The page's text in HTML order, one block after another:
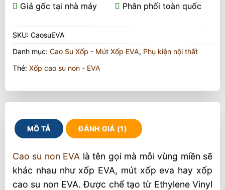
Giá gốc tại nhà máy
Phân phối toàn quốc
SKU: CaosuEVA
Danh mục: Cao Su Xốp - Mút Xốp EVA, Phụ kiện nội thất
Thẻ: Xốp cao su non - EVA
MÔ TẢ ĐÁNH GIÁ (1)
Cao su non EVA là tên gọi mà mỗi vùng miền sẽ
khác nhau như xốp EVA, mút xốp eva hay xốp
cao su non EVA. Được chế tạo từ Ethylene Vinyl